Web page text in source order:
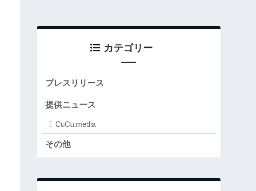
カテゴリー
プレスリリース
提供ニュース
CuCu.media
その他